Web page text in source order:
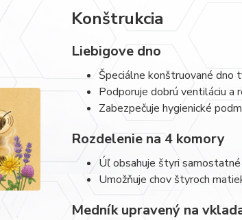
Konštrukcia
Liebigove dno
Špeciálne konštruované dno
Podporuje dobrú ventiláciu a
Zabezpečuje hygienické
Rozdelenie na 4 komory
Úľ obsahuje štyri
Umožňuje chov štyroch
Medník upravený na